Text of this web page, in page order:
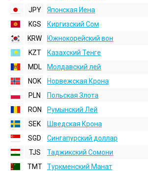
JPY
Японская Иена
KGS
Киргизский Сом
KRW
Южнокорейский вон
KZT
Казахский Тенге
MDL
Молдавский лей
NOK
Норвежская Крона
PLN
Польская Злота
RON
Румынский Лей
SEK
Шведская Крона
SGD
Сингапурский доллар
TJS
Таджикский Сомони
TMT
Туркменский Манат